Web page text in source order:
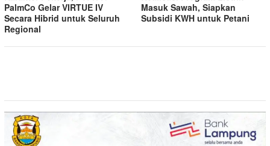
PalmCo Gelar VIRTUE IV
Secara Hibrid untuk Seluruh
Regional
Masuk Sawah, Siapkan
Subsidi KWH untuk Petani